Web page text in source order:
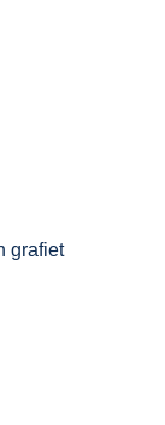
grafiet